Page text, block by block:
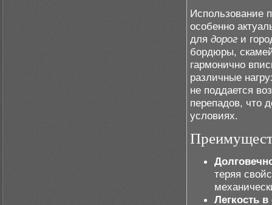
Использование
особенно
для дорог и
бордюры,
гармонично
различные
не поддается
перепадов, что
условиях.
теряя
Легкость